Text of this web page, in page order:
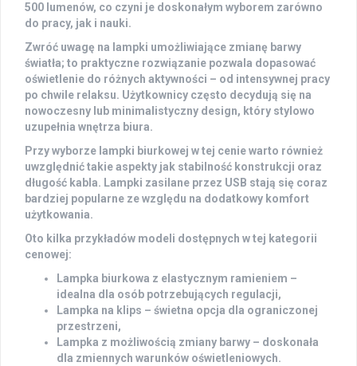
500 lumenów, co czyni je doskonałym wyborem zarówno
do pracy, jak i nauki.
Zwróć uwagę na lampki umożliwiające zmianę barwy
światła; to praktyczne rozwiązanie pozwala dopasować
oświetlenie do różnych aktywności – od intensywnej pracy
po chwile relaksu. Użytkownicy często decydują się na
nowoczesny lub minimalistyczny design, który stylowo
uzupełnia wnętrza biura.
Przy wyborze lampki biurkowej w tej cenie warto również
uwzględnić takie aspekty jak stabilność konstrukcji oraz
długość kabla. Lampki zasilane przez USB stają się coraz
bardziej popularne ze względu na dodatkowy komfort
użytkowania.
Oto kilka przykładów modeli dostępnych w tej kategorii
cenowej:
Lampka biurkowa z elastycznym ramieniem –
idealna dla osób potrzebujących regulacji,
Lampka na klips – świetna opcja dla ograniczonej
przestrzeni,
Lampka z możliwością zmiany barwy – doskonała
dla zmiennych warunków oświetleniowych.